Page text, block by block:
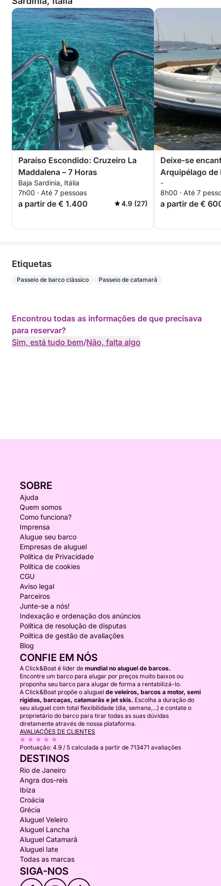
Paraíso Escondido: Cruzeiro La
Maddalena – 7 Horas
Baja Sardinia, Itália
7h00 · Até 7 pessoas
a partir de € 1.400 4.9 (27)
Deixe-se
Arquipélago de
passeio de
Sardenha.
-
8h00 · Até 7
a partir de €
Etiquetas
Passeio de barco clássico Passeio de catamarã
Encontrou todas as informações de que precisava
para reservar?
Sim, está tudo bem/Não, falta algo
SOBRE
Ajuda
Quem somos
Como funciona?
Imprensa
Alugue seu barco
Empresas de aluguel
Política de Privacidade
Política de cookies
CGU
Aviso legal
Parceiros
Junte-se a nós!
Indexação e ordenação dos anúncios
Política de resolução de disputas
Política de gestão de avaliações
Blog
CONFIE EM NÓS
A Click&Boat é líder de mundial no aluguel de barcos.
Encontre um barco para alugar por preços muito baixos ou
proponha seu barco para alugar de forma a rentabilizá-lo.
A Click&Boat propõe o aluguel de veleiros, barcos a motor, semi
rígidos, barcaças, catamarãs e jet skis. Escolha a duração do
seu aluguel com total flexibilidade (dia, semana,...) e contate o
proprietário do barco para tirar todas as suas dúvidas
diretamente através de nossa plataforma.
AVALIAÇÕES DE CLIENTES
Pontuação: 4.9 / 5 calculada a partir de 713471 avaliações
DESTINOS
Rio de Janeiro
Angra dos-reis
Ibiza
Croácia
Grécia
Aluguel Veleiro
Aluguel Lancha
Aluguel Catamarã
Aluguel Iate
Todas as marcas
SIGA-NOS